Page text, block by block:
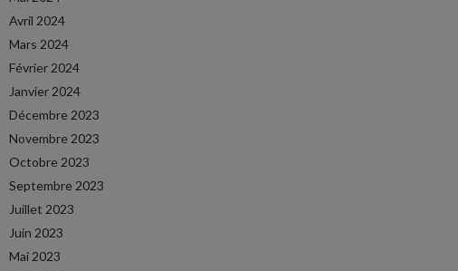
Avril 2024
Mars 2024
Février 2024
Janvier 2024
Décembre 2023
Novembre 2023
Octobre 2023
Septembre 2023
Juillet 2023
Juin 2023
Mai 2023